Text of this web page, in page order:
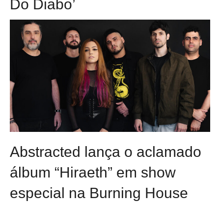
Do Diabo’
Abstracted lança o aclamado
álbum “Hiraeth” em show
especial na Burning House